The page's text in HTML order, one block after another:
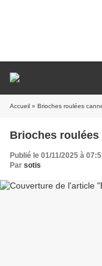
Accueil » Brioches roulées
Brioches roulées
Publié le 01/11/2025 à
Par sotis